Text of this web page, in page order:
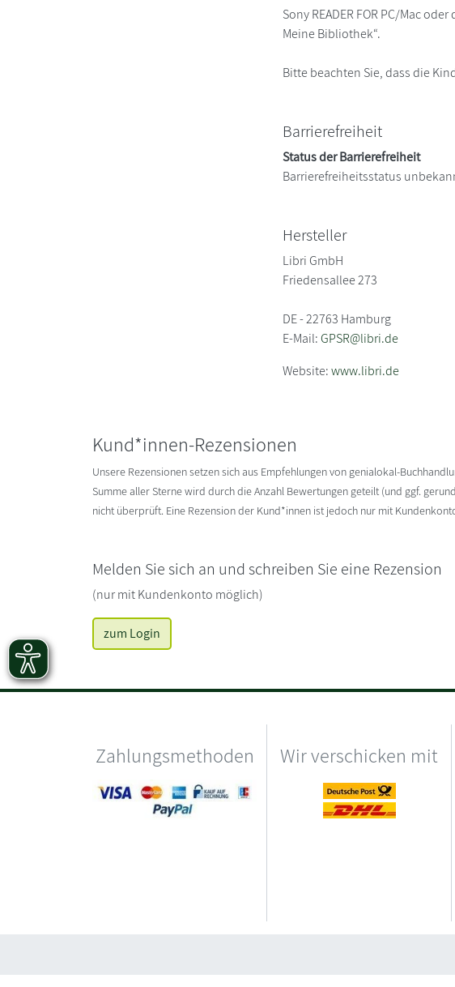
Sony READER FOR PC/Mac
Meine Bibliothek“.
Bitte beachten Sie, dass die
Barrierefreiheit
Status der Barrierefreiheit
Barrierefreiheitsstatus
Hersteller
Libri GmbH
Friedensallee 273
DE - 22763 Hamburg
E-Mail:GPSR@libri.de
Website:www.libri.de
Kund*innen-Rezensionen
Unsere Rezensionen setzen sich aus Empfehlungen von genialokal-
Summe aller Sterne wird durch die Anzahl Bewertungen geteilt (und ggf.
nicht überprüft. Eine Rezension der Kund*innen ist jedoch nur mit
Melden Sie sich an und schreiben Sie eine Rezension
(nur mit Kundenkonto möglich)
zum Login
Zahlungsmethoden Wir verschicken mit